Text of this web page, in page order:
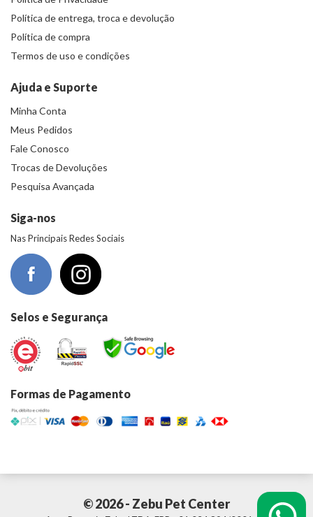
Política de entrega, troca e devolução
Política de compra
Termos de uso e condições
Ajuda e Suporte
Minha Conta
Meus Pedidos
Fale Conosco
Trocas de Devoluções
Pesquisa Avançada
Siga-nos
Nas Principais Redes Sociais
Selos e Segurança
Formas de Pagamento
© 2026 - Zebu Pet Center